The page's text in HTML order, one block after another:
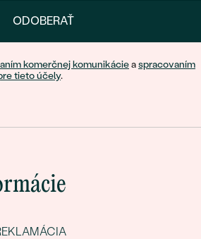
ODOBERAŤ
komerčnej komunikácieaspracovaním
tieto účely.